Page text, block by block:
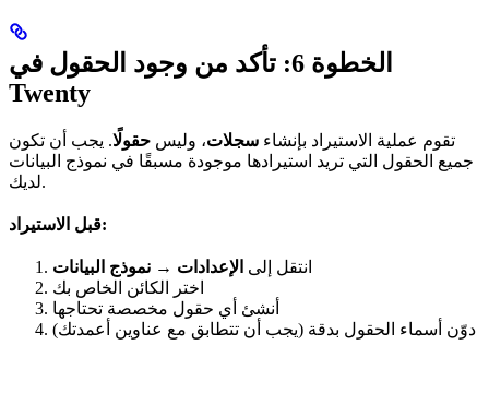
الخطوة 6: تأكد من وجود الحقول في
Twenty
تقوم عملية الاستيراد بإنشاء سجلات، وليس حقولًا. يجب أن تكون
جميع الحقول التي تريد استيرادها موجودة مسبقًا في نموذج البيانات
لديك.
قبل الاستيراد:
انتقل إلى الإعدادات → نموذج البيانات
اختر الكائن الخاص بك
أنشئ أي حقول مخصصة تحتاجها
دوّن أسماء الحقول بدقة (يجب أن تتطابق مع عناوين أعمدتك)